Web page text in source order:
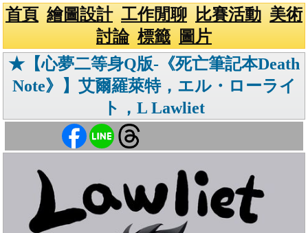
首頁 繪圖設計 工作閒聊 比賽活動 美術
討論 標籤
圖片
★【心夢二等身Q版-《死亡筆記本Death
Note》】艾爾羅萊特，エル・ローライ
ト，L Lawliet